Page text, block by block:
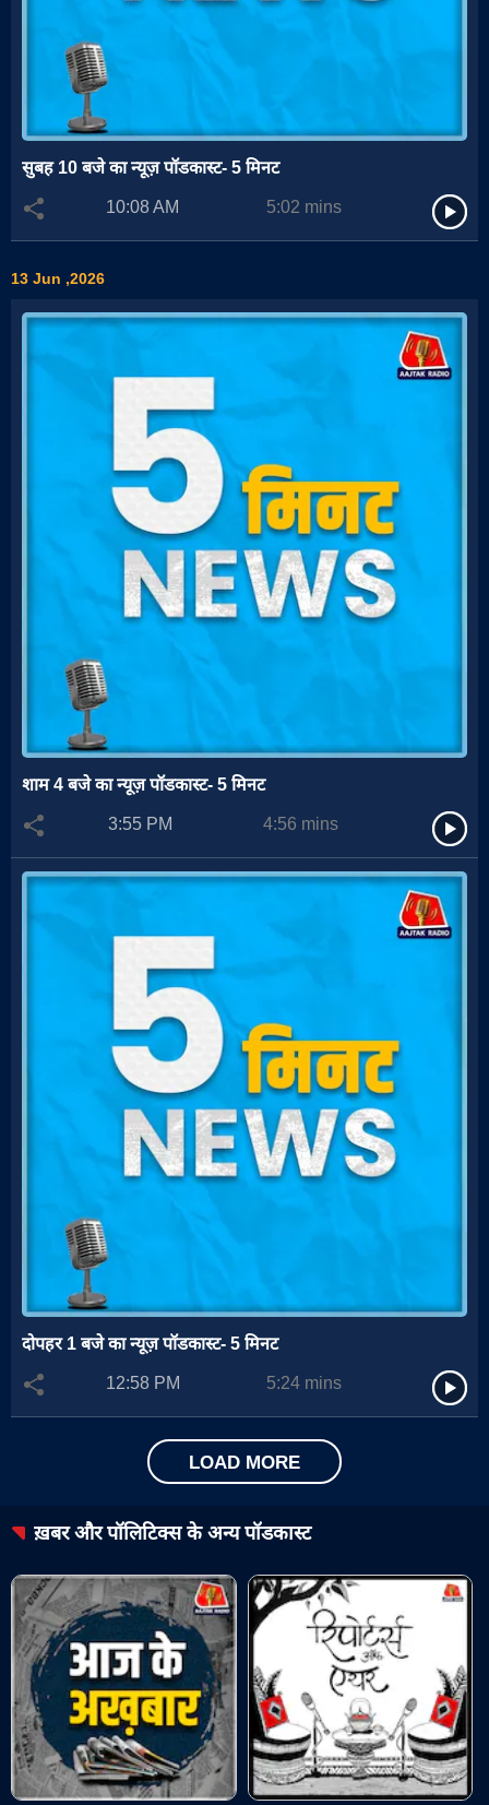
सुबह 10 बजे का न्यूज़ पॉडकास्ट- 5 मिनट
10:08 AM
5:02 mins
13 Jun ,2026
शाम 4 बजे का न्यूज़ पॉडकास्ट- 5 मिनट
3:55 PM
4:56 mins
दोपहर 1 बजे का न्यूज़ पॉडकास्ट- 5 मिनट
12:58 PM
5:24 mins
LOAD MORE
ख़बर और पॉलिटिक्सके अन्य पॉडकास्ट